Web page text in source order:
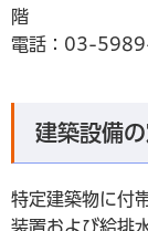
階
電話：03-
建築設備
特定建築物に付
装置および給排